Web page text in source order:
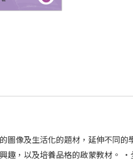
圖像及生活化的題材，延伸不同
趣，以及培養品格的啟蒙教材。